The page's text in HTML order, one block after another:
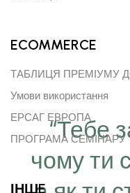
“Тебе
чому ти
ECOMMERCE
ТАБЛИЦЯ ПРЕМІУМУ
Умови використання
ЕРСАГ ЕВРОПА
ПРОГРАМА СЕМІНАРУ
ІНШE